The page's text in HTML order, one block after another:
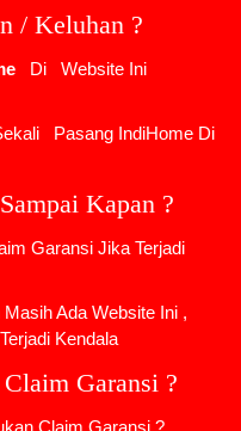
/ Keluhan ?
Di
Website Ini
Pasang IndiHome Di
Kapan ?
Garansi Jika Terjadi
Ada Website Ini ,
Kendala
Garansi ?